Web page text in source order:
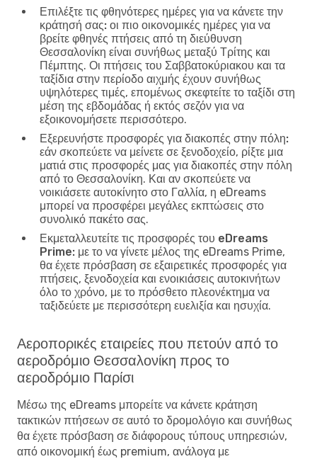
Επιλέξτε τις φθηνότερες ημέρες για να κάνετε την
κράτησή σας: οι πιο οικονομικές ημέρες για να
βρείτε φθηνές πτήσεις από τη διεύθυνση
Θεσσαλονίκη είναι συνήθως μεταξύ Τρίτης και
Πέμπτης. Οι πτήσεις του Σαββατοκύριακου και τα
ταξίδια στην περίοδο αιχμής έχουν συνήθως
υψηλότερες τιμές, επομένως σκεφτείτε το ταξίδι στη
μέση της εβδομάδας ή εκτός σεζόν για να
εξοικονομήσετε περισσότερο.
Εξερευνήστε προσφορές για διακοπές στην πόλη:
εάν σκοπεύετε να μείνετε σε ξενοδοχείο, ρίξτε μια
ματιά στις προσφορές μας για διακοπές στην πόλη
από το Θεσσαλονίκη. Και αν σκοπεύετε να
νοικιάσετε αυτοκίνητο στο Γαλλία, η eDreams
μπορεί να προσφέρει μεγάλες εκπτώσεις στο
συνολικό πακέτο σας.
Εκμεταλλευτείτε τις προσφορές του eDreams
Prime: με το να γίνετε μέλος της eDreams Prime,
θα έχετε πρόσβαση σε εξαιρετικές προσφορές για
πτήσεις, ξενοδοχεία και ενοικιάσεις αυτοκινήτων
όλο το χρόνο, με το πρόσθετο πλεονέκτημα να
ταξιδεύετε με περισσότερη ευελιξία και ησυχία.
Αεροπορικές εταιρείες που πετούν από το
αεροδρόμιο Θεσσαλονίκη προς το
αεροδρόμιο Παρίσι
Μέσω της eDreams μπορείτε να κάνετε κράτηση
τακτικών πτήσεων σε αυτό το δρομολόγιο και συνήθως
θα έχετε πρόσβαση σε διάφορους τύπους υπηρεσιών,
από οικονομική έως premium, ανάλογα με